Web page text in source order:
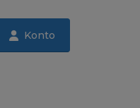
Konto